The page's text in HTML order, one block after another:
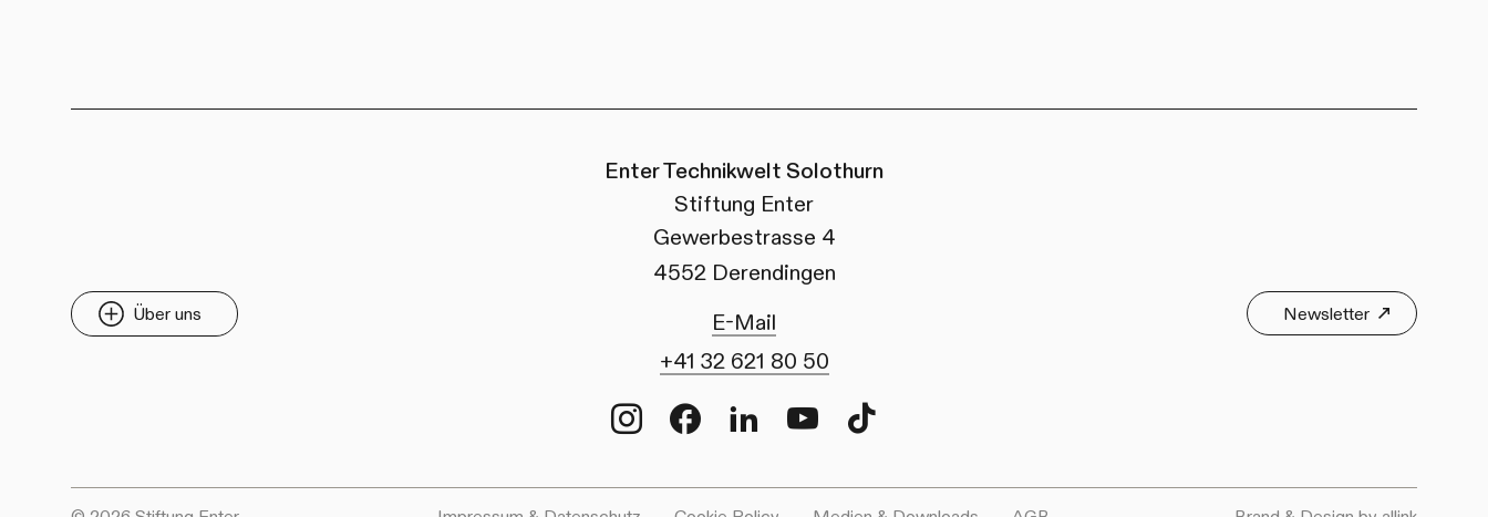
Über uns
Enter Technikwelt Solothurn
Stiftung Enter
Gewerbestrasse 4
4552 Derendingen
E-Mail
+41 32 621 80 50
Newsletter